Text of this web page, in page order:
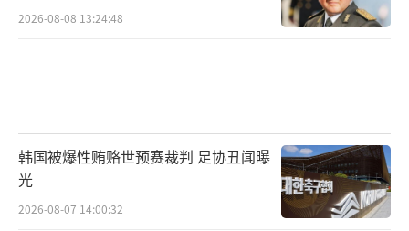
2026-08-08 13:24:48
韩国被爆性贿赂世预赛裁判 足协丑闻曝
光
2026-08-07 14:00:32